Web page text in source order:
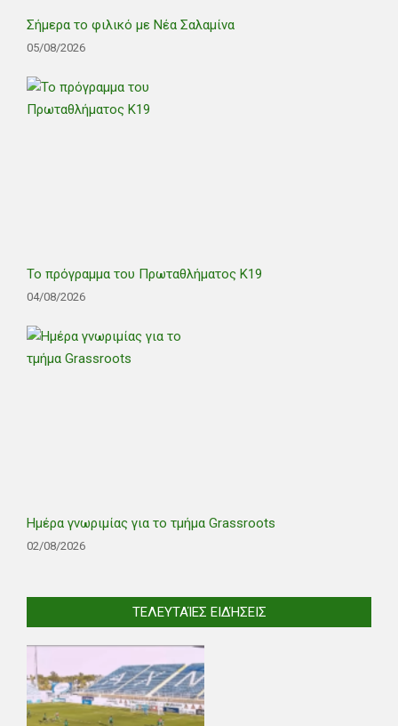
Σήμερα το φιλικό με Νέα Σαλαμίνα
05/08/2026
Το πρόγραμμα του Πρωταθλήματος Κ19
04/08/2026
Ημέρα γνωριμίας για το τμήμα Grassroots
02/08/2026
ΤΕΛΕΥΤΑΊΕΣ ΕΙΔΉΣΕΙΣ